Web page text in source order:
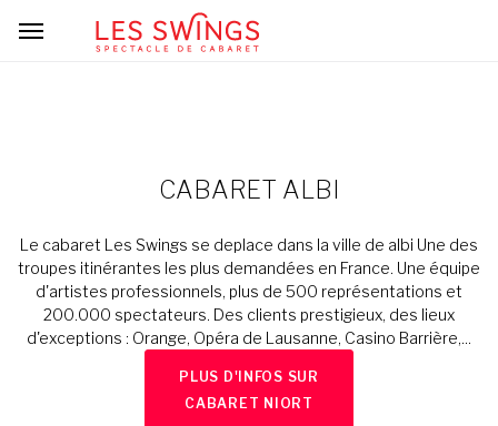
CABARET ALBI
Le cabaret Les Swings se deplace dans la ville de albi Une des
troupes itinérantes les plus demandées en France. Une équipe
d'artistes professionnels, plus de 500 représentations et
200.000 spectateurs. Des clients prestigieux, des lieux
d'exceptions : Orange, Opéra de Lausanne, Casino Barrière,...
PLUS D'INFOS SUR
CABARET NIORT